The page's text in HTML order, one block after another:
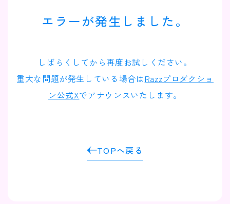
Official Character
エラーが発生しました。
しばらくしてから再度お試しください。
重大な問題が発生している場合はRazzプロダクショ
ン公式Xでアナウンスいたします。
TOPへ戻る